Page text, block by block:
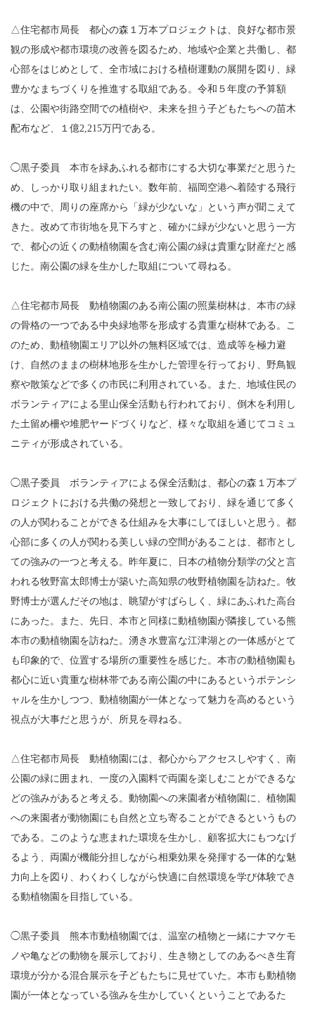
△住宅都市局長 都心の森１万本プロジェクトは、良好な都市景
観の形成や都市環境の改善を図るため、地域や企業と共働し、都
心部をはじめとして、全市域における植樹運動の展開を図り、緑
豊かなまちづくりを推進する取組である。令和５年度の予算額
は、公園や街路空間での植樹や、未来を担う子どもたちへの苗木
配布など、１億2,215万円である。
◯黒子委員 本市を緑あふれる都市にする大切な事業だと思うた
め、しっかり取り組まれたい。数年前、福岡空港へ着陸する飛行
機の中で、周りの座席から「緑が少ないな」という声が聞こえて
きた。改めて市街地を見下ろすと、確かに緑が少ないと思う一方
で、都心の近くの動植物園を含む南公園の緑は貴重な財産だと感
じた。南公園の緑を生かした取組について尋ねる。
△住宅都市局長 動植物園のある南公園の照葉樹林は、本市の緑
の骨格の一つである中央緑地帯を形成する貴重な樹林である。こ
のため、動植物園エリア以外の無料区域では、造成等を極力避
け、自然のままの樹林地形を生かした管理を行っており、野鳥観
察や散策などで多くの市民に利用されている。また、地域住民の
ボランティアによる里山保全活動も行われており、倒木を利用し
た土留め柵や堆肥ヤードづくりなど、様々な取組を通じてコミュ
ニティが形成されている。
◯黒子委員 ボランティアによる保全活動は、都心の森１万本プ
ロジェクトにおける共働の発想と一致しており、緑を通じて多く
の人が関わることができる仕組みを大事にしてほしいと思う。都
心部に多くの人が関わる美しい緑の空間があることは、都市とし
ての強みの一つと考える。昨年夏に、日本の植物分類学の父と言
われる牧野富太郎博士が築いた高知県の牧野植物園を訪ねた。牧
野博士が選んだその地は、眺望がすばらしく、緑にあふれた高台
にあった。また、先日、本市と同様に動植物園が隣接している熊
本市の動植物園を訪ねた。湧き水豊富な江津湖との一体感がとて
も印象的で、位置する場所の重要性を感じた。本市の動植物園も
都心に近い貴重な樹林帯である南公園の中にあるというポテンシ
ャルを生かしつつ、動植物園が一体となって魅力を高めるという
視点が大事だと思うが、所見を尋ねる。
△住宅都市局長 動植物園には、都心からアクセスしやすく、南
公園の緑に囲まれ、一度の入園料で両園を楽しむことができるな
どの強みがあると考える。動物園への来園者が植物園に、植物園
への来園者が動物園にも自然と立ち寄ることができるというもの
である。このような恵まれた環境を生かし、顧客拡大にもつなげ
るよう、両園が機能分担しながら相乗効果を発揮する一体的な魅
力向上を図り、わくわくしながら快適に自然環境を学び体験でき
る動植物園を目指している。
◯黒子委員 熊本市動植物園では、温室の植物と一緒にナマケモ
ノや亀などの動物を展示しており、生き物としてのあるべき生育
環境が分かる混合展示を子どもたちに見せていた。本市も動植物
園が一体となっている強みを生かしていくということであるた